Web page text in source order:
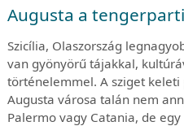
Augusta a
Szicília, Olaszország
van gyönyörű tájakkal,
történelemmel. A sziget
Augusta városa talán nem
Palermo vagy Catania, de